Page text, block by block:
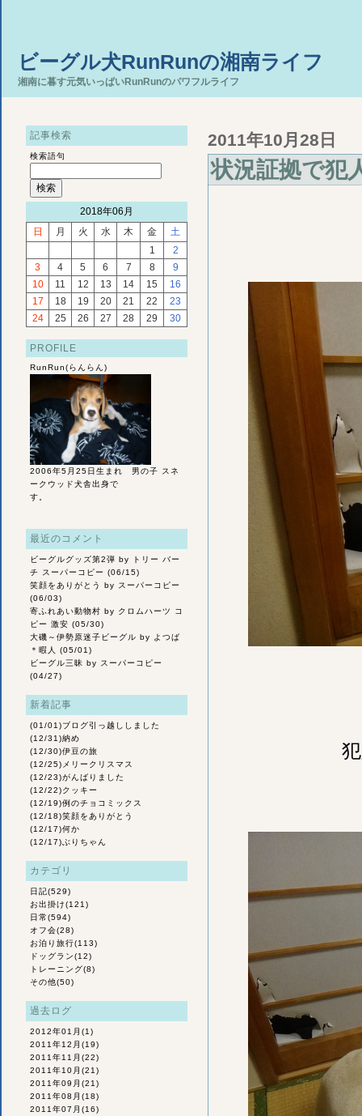
ビーグル犬RunRunの湘南ライフ
湘南に暮す元気いっぱいRunRunのパワフルライフ
記事検索
検索語句
2018年06月
日
月 火 水 木 金
土
1
2
3
4 5 6 7 8
9
10
11 12 13 14 15
16
17
18 19 20 21 22
23
24
25 26 27 28 29 30
PROFILE
RunRun(らんらん)
2006年5月25日生まれ 男の子 スネ
ークウッド犬舎出身で
す。
最近のコメント
ビーグルグッズ第2弾 by トリー バー
チ スーパーコピー (06/15)
笑顔をありがとう
by スーパーコピー
(06/03)
寄ふれあい動物村 by クロムハーツ コ
ピー 激安 (05/30)
大磯～伊勢原迷子ビーグル by よつば
＊暇人 (05/01)
ビーグル三昧 by スーパーコピー
(04/27)
新着記事
(01/01)ブログ引っ越ししました
(12/31)納め
(12/30)伊豆の旅
(12/25) メリークリスマス
(12/23)がんばりました
(12/22)クッキー
(12/19)例のチョコミックス
(12/18)笑顔をありがとう
(12/17)何か
(12/17) ぶりちゃん
カテゴリ
日記(529)
お出掛け(121)
日常(594)
オフ会(28)
お泊り旅行(113)
ドッグラン(12)
トレーニング(8)
その他(50)
過去ログ
2012年01月 (1)
2011年12月 (19)
2011年11月 (22)
2011年10月 (21)
2011年09月 (21)
2011年08月 (18)
2011年07月 (16)
2011年10月28日
状況証拠で犯